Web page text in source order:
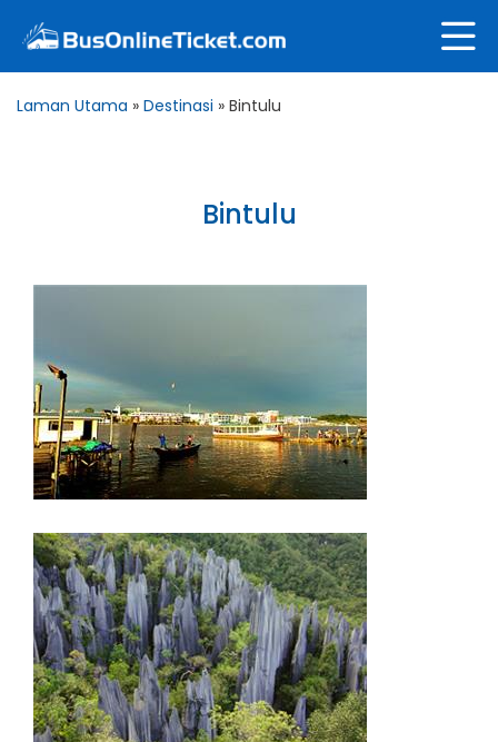
Laman Utama » Destinasi » Bintulu
Bintulu